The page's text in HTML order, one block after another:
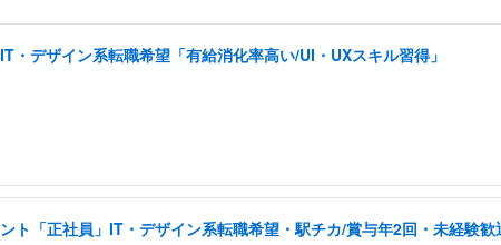
・デザイン系転職希望「有給消化率高い/UI・UXスキル習得」
ト「正社員」IT・デザイン系転職希望・駅チカ/賞与年2回・未経験